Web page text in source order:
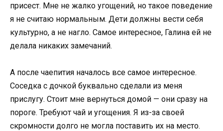
присест. Мне не жалко угощений, но такое поведение
я не считаю нормальным. Дети должны вести себя
культурно, а не нагло. Самое интересное, Галина ей не
делала никаких замечаний.
А после чаепития началось все самое интересное.
Соседка с дочкой буквально сделали из меня
прислугу. Стоит мне вернуться домой — они сразу на
пороге. Требуют чай и угощения. Я из-за своей
скромности долго не могла поставить их на место.